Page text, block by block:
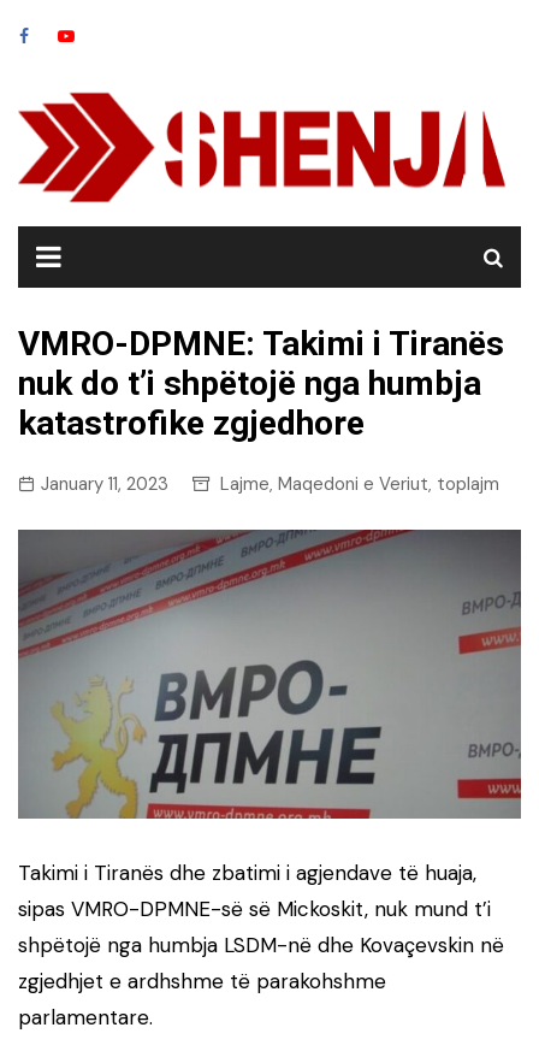
VMRO-DPMNE: Takimi i Tiranës
nuk do t’i shpëtojë nga humbja
katastrofike zgjedhore
January 11, 2023 Lajme, Maqedoni e Veriut, toplajm
Takimi i Tiranës dhe zbatimi i agjendave të huaja,
sipas VMRO-DPMNE-së së Mickoskit, nuk mund t’i
shpëtojë nga humbja LSDM-në dhe Kovaçevskin në
zgjedhjet e ardhshme të parakohshme
parlamentare.